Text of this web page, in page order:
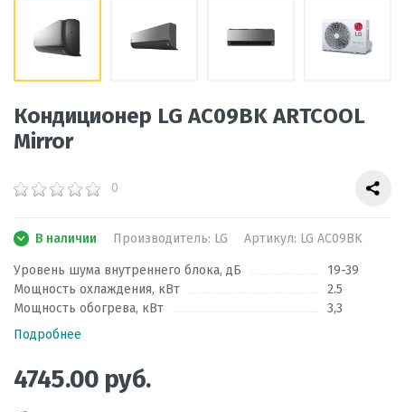
Кондиционер LG AC09BK ARTCOOL
Mirror
0
В наличии Производитель: LG Артикул: LG AC09BK
Уровень шума внутреннего блока, дБ
19-39
Мощность охлаждения, кВт
2.5
Мощность обогрева, кВт
3,3
Подробнее
4745.00 руб.